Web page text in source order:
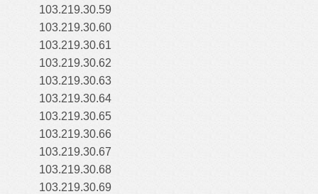
103.219.30.59
103.219.30.60
103.219.30.61
103.219.30.62
103.219.30.63
103.219.30.64
103.219.30.65
103.219.30.66
103.219.30.67
103.219.30.68
103.219.30.69